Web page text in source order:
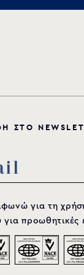
Η ΣΤΟ N EWSL E
για τη
για προωθητικές